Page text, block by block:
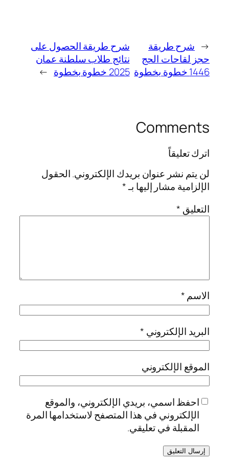
← شرح طريقة
حجز لقاحات الحج
1446 خطوة بخطوة
شرح طريقة الحصول على
نتائج طلاب سلطنة عمان
2025 خطوة بخطوة
→
Comments
اترك تعليقاً
لن يتم نشر عنوان بريدك الإلكتروني.الحقول
الإلزامية مشار إليها بـ*
التعليق *
الاسم*
البريد الإلكتروني *
الموقع الإلكتروني
احفظ اسمي، بريدي الإلكتروني، والموقع
الإلكتروني في هذا المتصفح لاستخدامها المرة
المقبلة في تعليقي.